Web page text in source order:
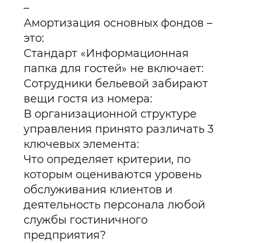
–
Амортизация основных фондов –
это:
Стандарт «Информационная
папка для гостей» не включает:
Сотрудники бельевой забирают
вещи гостя из номера:
В организационной структуре
управления принято различать 3
ключевых элемента:
Что определяет критерии, по
которым оцениваются уровень
обслуживания клиентов и
деятельность персонала любой
службы гостиничного
предприятия?